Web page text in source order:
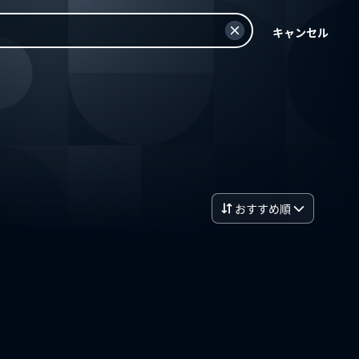
キャンセル
おすすめ順